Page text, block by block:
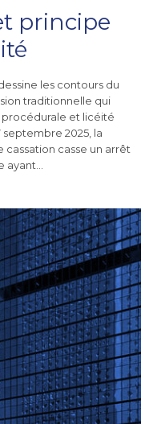
principe
les contours du
traditionnelle qui
et licéité
septembre 2025, la
casse un arrêt
ayant…